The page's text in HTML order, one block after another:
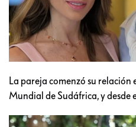
La pareja comenzó su relación
Mundial de Sudáfrica, y desde